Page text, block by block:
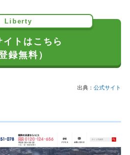
Liberty
イトはこちら
登録無料）
出典： 公式サイト